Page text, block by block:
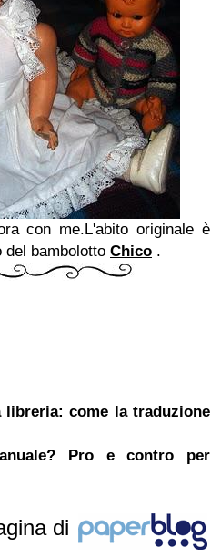
con me.L'abito originale è
del bambolotto Chico .
come la traduzione
Pro e contro per
di